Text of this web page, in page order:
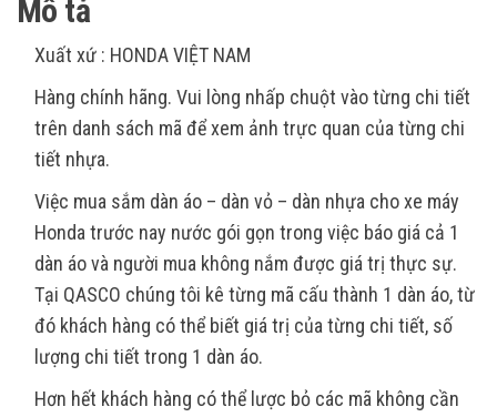
Mô tả
Xuất xứ : HONDA VIỆT NAM
Hàng chính hãng. Vui lòng nhấp chuột vào từng chi tiết
trên danh sách mã để xem ảnh trực quan của từng chi
tiết nhựa.
Việc mua sắm dàn áo – dàn vỏ – dàn nhựa cho xe máy
Honda trước nay nước gói gọn trong việc báo giá cả 1
dàn áo và người mua không nắm được giá trị thực sự.
Tại QASCO chúng tôi kê từng mã cấu thành 1 dàn áo, từ
đó khách hàng có thể biết giá trị của từng chi tiết, số
lượng chi tiết trong 1 dàn áo.
Hơn hết khách hàng có thể lược bỏ các mã không cần